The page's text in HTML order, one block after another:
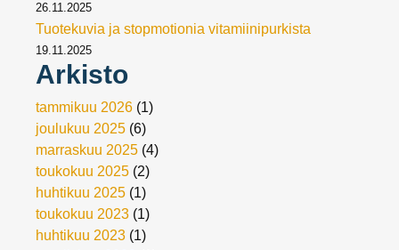
26.11.2025
Tuotekuvia ja stopmotionia vitamiinipurkista
19.11.2025
Arkisto
tammikuu 2026 (1)
joulukuu 2025 (6)
marraskuu 2025 (4)
toukokuu 2025 (2)
huhtikuu 2025 (1)
toukokuu 2023 (1)
huhtikuu 2023 (1)